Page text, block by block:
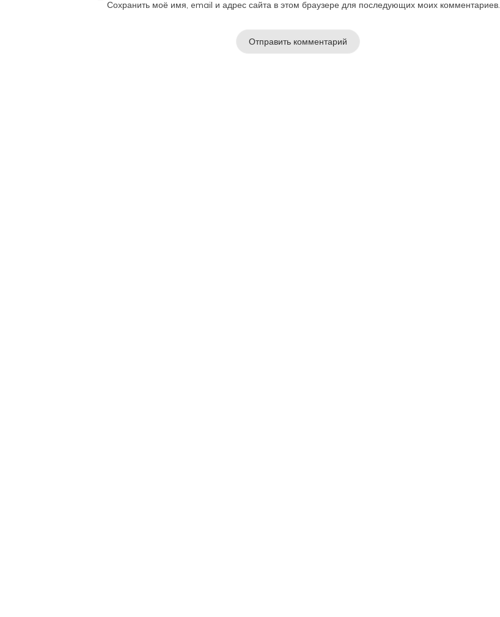
Сохранить моё имя, email и адрес сайта в этом браузере для последующих моих комментариев.